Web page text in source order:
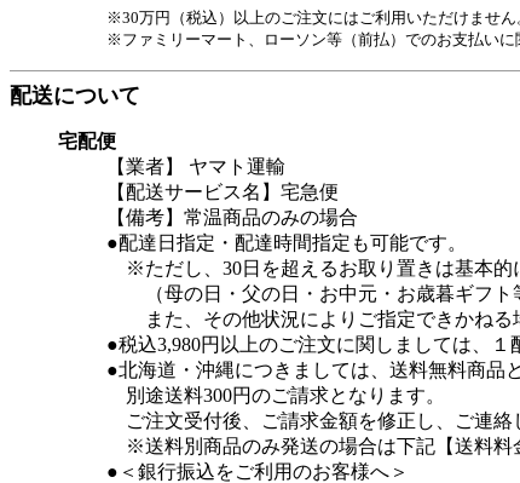
※30万円（税込）以上のご注文にはご利用いただけません
※ファミリーマート、ローソン等（前払）でのお支払いに
配送について
宅配便
【業者】 ヤマト運輸
【配送サービス名】宅急便
【備考】常温商品のみの場合
●配達日指定・配達時間指定も可能です。
※ただし、30日を超えるお取り置きは基本的
（母の日・父の日・お中元・お歳暮ギフト
また、その他状況によりご指定できかねる
●税込3,980円以上のご注文に関しましては、１
●北海道・沖縄につきましては、送料無料商品
別途送料300円のご請求となります。
ご注文受付後、ご請求金額を修正し、ご連絡
※送料別商品のみ発送の場合は下記【送料料
●＜銀行振込をご利用のお客様へ＞